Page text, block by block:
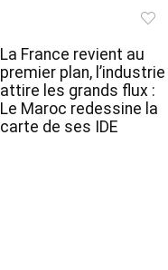
La France revient au
premier plan, l’industrie
attire les grands flux :
Le Maroc redessine la
carte de ses IDE